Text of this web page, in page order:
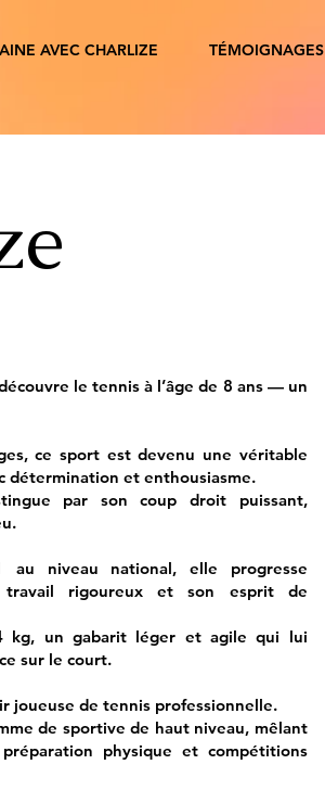
AVEC CHARLIZE TÉMOIGNAGES
le tennis à l’âge de 8 ans — un
ce sport est devenu une véritable
détermination et enthousiasme.
par son coup droit puissant,
au niveau national, elle progresse
travail rigoureux et son esprit de
kg, un gabarit léger et agile qui lui
sur le court.
joueuse de tennis professionnelle.
de sportive de haut niveau, mêlant
physique et compétitions